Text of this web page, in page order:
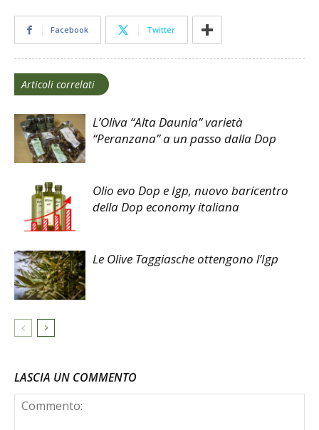
Facebook Twitter
Articoli correlati
L’Oliva “Alta Daunia” varietà
“Peranzana” a un passo dalla Dop
Olio evo Dop e Igp, nuovo baricentro
della Dop economy italiana
Le Olive Taggiasche ottengono l’Igp
LASCIA UN COMMENTO